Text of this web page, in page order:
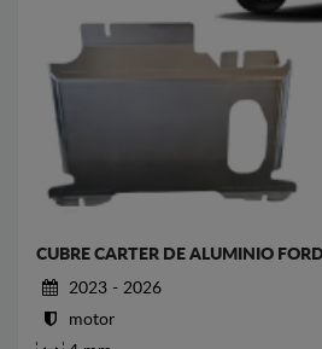
CUBRE CARTER DE ALUMINIO
2023 - 2026
motor